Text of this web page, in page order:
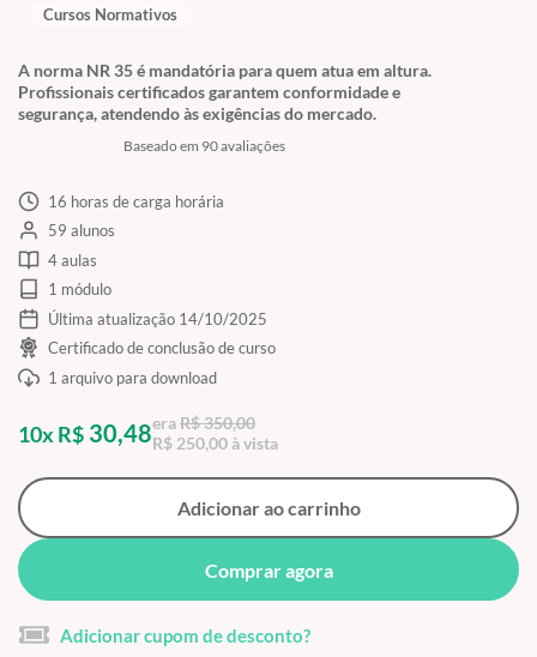
A norma NR 35 é mandatória para quem atua em altura.
Profissionais certificados garantem conformidade e
segurança, atendendo às exigências do mercado.
Baseado em 90 avaliações
Cursos Normativos
16 horas de carga horária
59 alunos
4 aulas
1 módulo
Última atualização 14/10/2025
Certificado de conclusão de curso
1 arquivo para download
10x R$ 30,48eraR$ 350,00
R$ 250,00 à vista
Adicionar ao carrinho
Comprar agora
Adicionar cupom de desconto?